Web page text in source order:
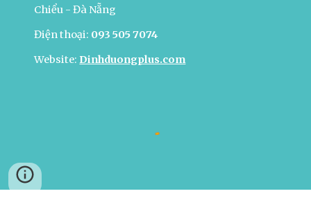
Chiểu - Đà Nẵng
Điện thoại: 093 505 7074
Website:Dinhduongplus.com